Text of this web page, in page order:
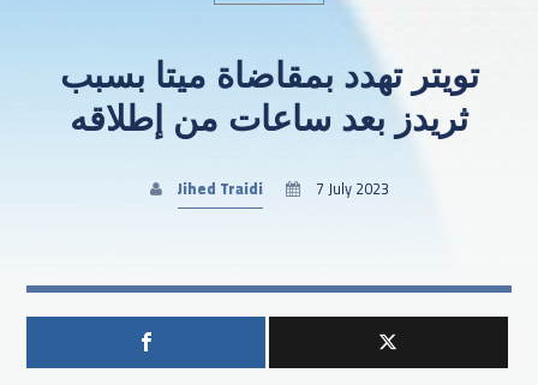
Search in the website:
تويتر تهدد بمقاضاة ميتا بسبب
ثريدز بعد ساعات من إطلاقه
Jihed Traidi 7 July 2023